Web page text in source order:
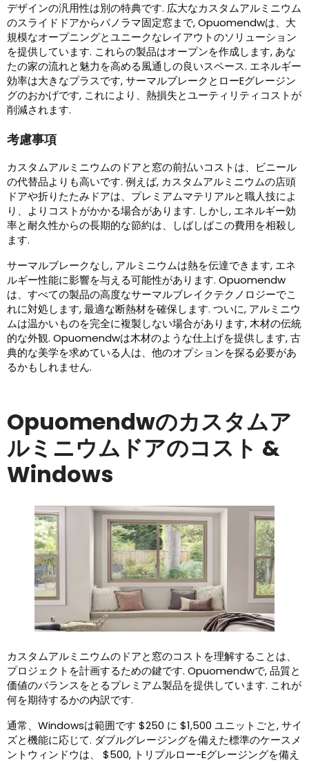
デザインの汎用性は別の特典です. 広大なカスタムアルミニウム
のスライドドアからパノラマ固定窓まで, Opuomendwは、大
規模なオープニングとユニークなレイアウトのソリューション
を提供しています. これらの製品はオープンを作成します, あな
たの家の流れと魅力を高める風通しの良いスペース. エネルギー
効率は大きなプラスです, サーマルブレークとローEグレージン
グのおかげです, これにより、熱損失とユーティリティコストが
削減されます.
考慮事項
カスタムアルミニウムのドアと窓の前払いコストは、ビニール
の代替品よりも高いです. 例えば, カスタムアルミニウムの店頭
ドアや折りたたみドアは、プレミアムマテリアルと職人技によ
り、よりコストがかかる場合があります. しかし, エネルギー効
率と耐久性からの長期的な節約は、しばしばこの費用を相殺し
ます.
サーマルブレークなし, アルミニウムは熱を伝達できます, エネ
ルギー性能に影響を与える可能性があります. Opuomendw
は、すべての製品の高度なサーマルブレイクテクノロジーでこ
れに対処します, 最適な断熱材を確保します. ついに, アルミニウ
ムは温かいものを完全に複製しない場合があります, 木材の伝統
的な外観. Opuomendwは木材のような仕上げを提供します, 古
典的な美学を求めている人は、他のオプションを探る必要があ
るかもしれません.
Opuomendwのカスタムア
ルミニウムドアのコスト &
Windows
カスタムアルミニウムのドアと窓のコストを理解することは、
プロジェクトを計画するための鍵です. Opuomendwで, 品質と
価値のバランスをとるプレミアム製品を提供しています. これが
何を期待するかの内訳です.
通常、Windowsは範囲です $250 に $1,500 ユニットごと, サイ
ズと機能に応じて. ダブルグレージングを備えた標準のケースメ
ントウィンドウは、 $500, トリプルロー-Eグレージングを備え